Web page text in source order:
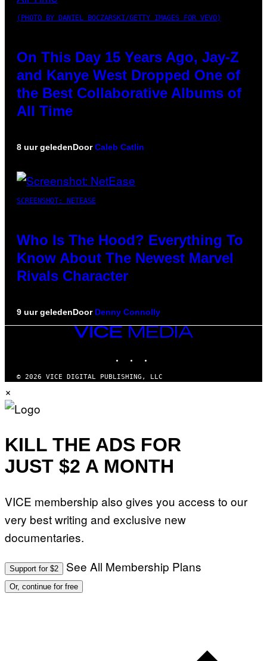
(PHOTO BY DANIEL BOCZARSKI/GETTY IMAGES FOR VEVO)
On This Day 15 Years Ago, Jay-Z
and Kanye West Dropped One of
the Best Collaborative Albums of
All Time
8 uur geledenDoorCaleb Catlin
SCREENSHOT: NETEASE
Who Is The Hood? Everything To
Know About The Newest Marvel
Rivals Character
9 uur geledenDoor Denny Connolly
VICE
© 2026 VICE DIGITAL PUBLISHING, LLC
×
KILL THE ADS FOR
JUST $2 A MONTH
VICE membership also gives you access to our
very best writing and exclusive new
documentaries.
Support for $2 See All Membership Plans
Or, continue for free